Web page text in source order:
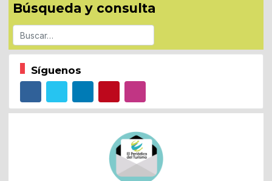
Búsqueda y consulta
Buscar
Síguenos